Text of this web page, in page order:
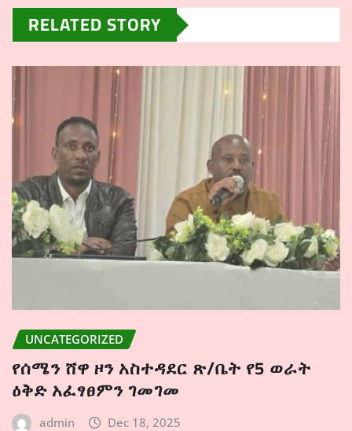
RELATED STORY
UNCATEGORIZED
የሰሜን ሸዋ ዞን አስተዳደር ጽ/ቤት የ5 ወራት
ዕቅድ አፈፃፀምን ገመገመ
admin Dec 18, 2025